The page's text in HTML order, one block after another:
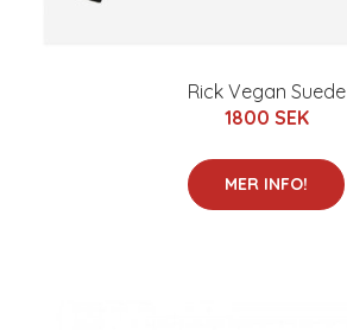
Rick Vegan Suede
1800 SEK
MER INFO!